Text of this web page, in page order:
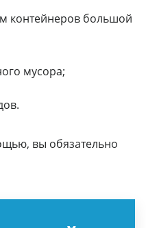
контейнеров большой
мусора;
вы обязательно